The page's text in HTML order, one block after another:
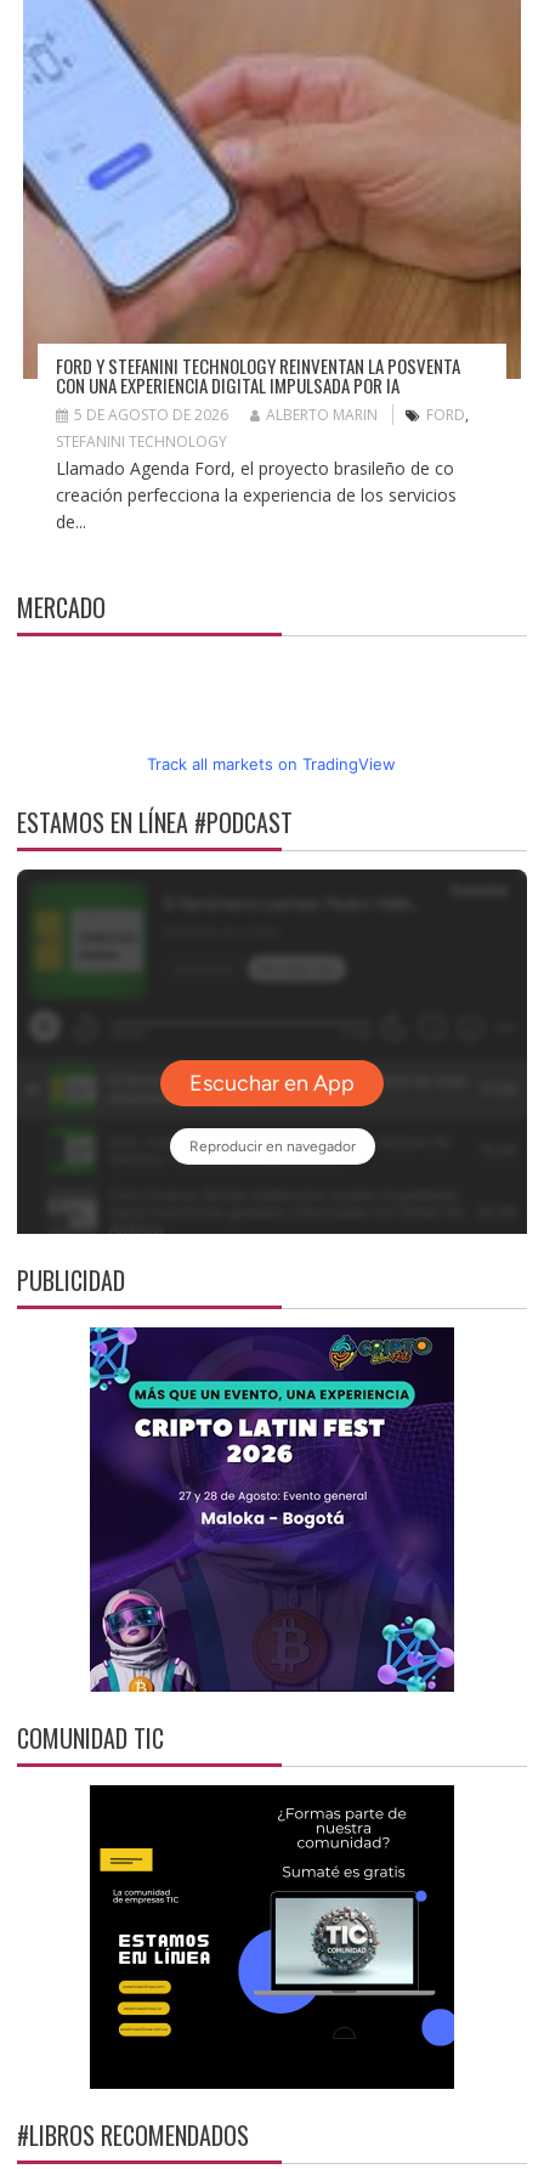
FORD Y STEFANINI TECHNOLOGY REINVENTAN LA POSVENTA
CON UNA EXPERIENCIA DIGITAL IMPULSADA POR IA
5 DE AGOSTO DE 2026 ALBERTO MARIN FORD,
STEFANINI TECHNOLOGY
Llamado Agenda Ford, el proyecto brasileño de co
creación perfecciona la experiencia de los servicios
de...
MERCADO
Track all markets on TradingView
ESTAMOS EN LÍNEA #PODCAST
PUBLICIDAD
COMUNIDAD TIC
#LIBROS RECOMENDADOS